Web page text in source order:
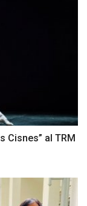
Cisnes” al TRM